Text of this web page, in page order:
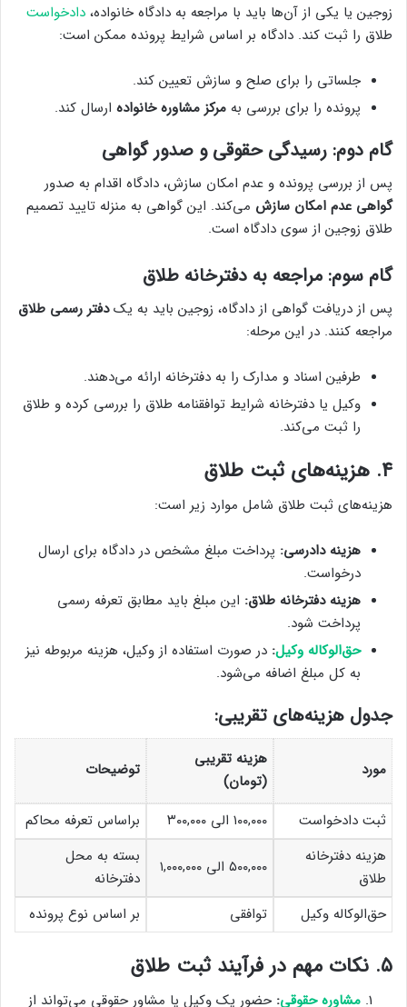
زوجین یا یکی از آن‌ها باید با مراجعه به دادگاه خانواده، دادخواست
طلاق را ثبت کند. دادگاه بر اساس شرایط پرونده ممکن است:
جلساتی را برای صلح و سازش تعیین کند.
پرونده را برای بررسی به مرکز مشاوره خانواده ارسال کند.
گام دوم: رسیدگی حقوقی و صدور گواهی
پس از بررسی پرونده و عدم امکان سازش، دادگاه اقدام به صدور
گواهی عدم امکان سازش می‌کند. این گواهی به منزله تایید تصمیم
طلاق زوجین از سوی دادگاه است.
گام سوم: مراجعه به دفترخانه طلاق
پس از دریافت گواهی از دادگاه، زوجین باید به یکدفتر رسمی طلاق
مراجعه کنند. در این مرحله:
طرفین اسناد و مدارک را به دفترخانه ارائه می‌دهند.
وکیل یا دفترخانه شرایط توافقنامه طلاق را بررسی کرده و طلاق
را ثبت می‌کند.
۴. هزینه‌های ثبت طلاق
هزینه‌های ثبت طلاق شامل موارد زیر است:
هزینه دادرسی: پرداخت مبلغ مشخص در دادگاه برای ارسال
درخواست.
هزینه دفترخانه طلاق: این مبلغ باید مطابق تعرفه رسمی
پرداخت شود.
حق‌الوکاله وکیل: در صورت استفاده از وکیل، هزینه مربوطه نیز
به کل مبلغ اضافه می‌شود.
جدول هزینه‌های تقریبی:
مورد
هزینه تقریبی
(تومان)
توضیحات
ثبت دادخواست ۱۰۰,۰۰۰ الی ۳۰۰,۰۰۰
براساس تعرفه محاکم
هزینه دفترخانه
طلاق
۵۰۰,۰۰۰ الی ۱,۰۰۰,۰۰۰
بسته به محل
دفترخانه
حق‌الوکاله وکیل
توافقی بر اساس نوع پرونده
۵. نکات مهم در فرآیند ثبت طلاق
مشاوره حقوقی: حضور یک وکیل یا مشاور حقوقی می‌تواند از